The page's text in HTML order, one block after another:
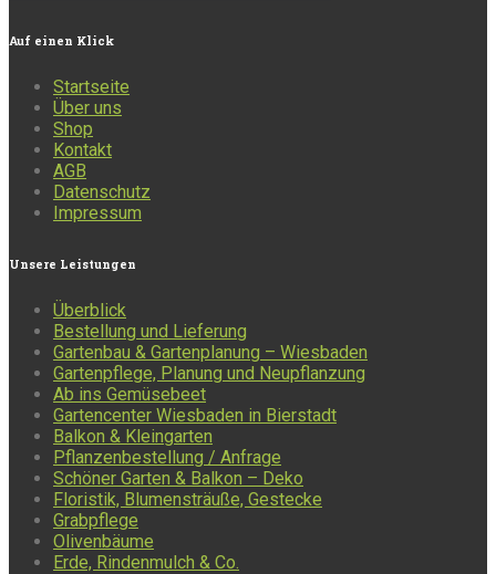
Auf einen Klick
Startseite
Über uns
Shop
Kontakt
AGB
Datenschutz
Impressum
Unsere Leistungen
Überblick
Bestellung und Lieferung
Gartenbau & Gartenplanung – Wiesbaden
Gartenpflege, Planung und Neupflanzung
Ab ins Gemüsebeet
Gartencenter Wiesbaden in Bierstadt
Balkon & Kleingarten
Pflanzenbestellung / Anfrage
Schöner Garten & Balkon – Deko
Floristik, Blumensträuße, Gestecke
Grabpflege
Olivenbäume
Erde, Rindenmulch & Co.